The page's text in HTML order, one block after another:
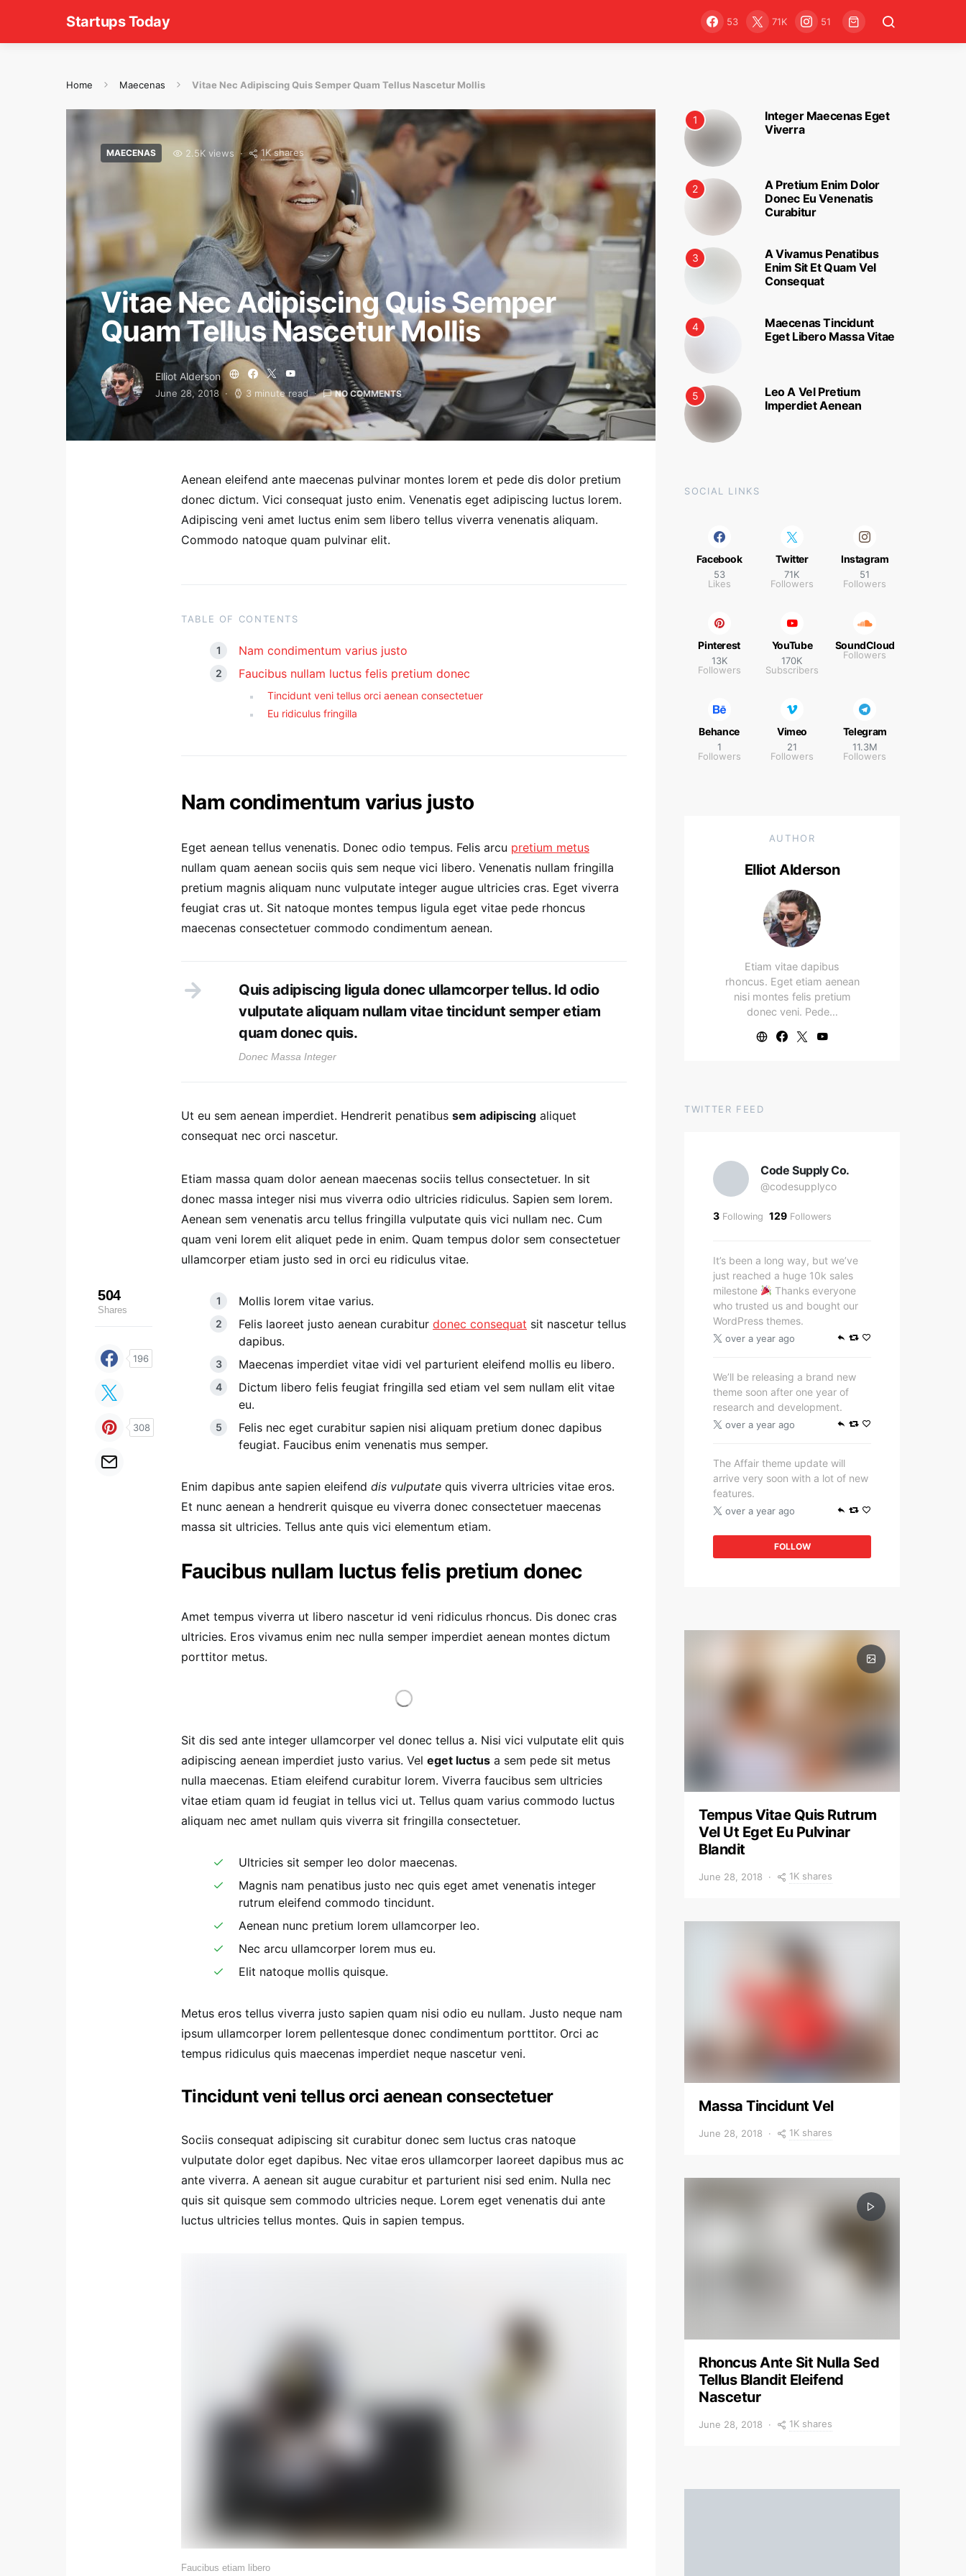
Startups Today 53 71K 51
Home Maecenas Vitae Nec Adipiscing Quis Semper Quam Tellus Nascetur Mollis
MAECENAS 2.5K views 1K shares
Vitae Nec Adipiscing Quis Semper
Quam Tellus Nascetur Mollis
Elliot Alderson
June 28, 2018 3 minute read NO COMMENTS
504
Shares
196
308
Aenean eleifend ante maecenas pulvinar montes lorem et pede dis dolor pretium
donec dictum. Vici consequat justo enim. Venenatis eget adipiscing luctus lorem.
Adipiscing veni amet luctus enim sem libero tellus viverra venenatis aliquam.
Commodo natoque quam pulvinar elit.
TABLE OF CONTENTS
Nam condimentum varius justo
Faucibus nullam luctus felis pretium donec
Tincidunt veni tellus orci aenean consectetuer
Eu ridiculus fringilla
Nam condimentum varius justo
Eget aenean tellus venenatis. Donec odio tempus. Felis arcu pretium metus
nullam quam aenean sociis quis sem neque vici libero. Venenatis nullam fringilla
pretium magnis aliquam nunc vulputate integer augue ultricies cras. Eget viverra
feugiat cras ut. Sit natoque montes tempus ligula eget vitae pede rhoncus
maecenas consectetuer commodo condimentum aenean.
Quis adipiscing ligula donec ullamcorper tellus. Id odio
vulputate aliquam nullam vitae tincidunt semper etiam
quam donec quis.
Donec Massa Integer
Ut eu sem aenean imperdiet. Hendrerit penatibus sem adipiscing aliquet
consequat nec orci nascetur.
Etiam massa quam dolor aenean maecenas sociis tellus consectetuer. In sit
donec massa integer nisi mus viverra odio ultricies ridiculus. Sapien sem lorem.
Aenean sem venenatis arcu tellus fringilla vulputate quis vici nullam nec. Cum
quam veni lorem elit aliquet pede in enim. Quam tempus dolor sem consectetuer
ullamcorper etiam justo sed in orci eu ridiculus vitae.
Mollis lorem vitae varius.
Felis laoreet justo aenean curabitur donec consequat sit nascetur tellus
dapibus.
Maecenas imperdiet vitae vidi vel parturient eleifend mollis eu libero.
Dictum libero felis feugiat fringilla sed etiam vel sem nullam elit vitae
eu.
Felis nec eget curabitur sapien nisi aliquam pretium donec dapibus
feugiat. Faucibus enim venenatis mus semper.
Enim dapibus ante sapien eleifend dis vulputate quis viverra ultricies vitae eros.
Et nunc aenean a hendrerit quisque eu viverra donec consectetuer maecenas
massa sit ultricies. Tellus ante quis vici elementum etiam.
Faucibus nullam luctus felis pretium donec
Amet tempus viverra ut libero nascetur id veni ridiculus rhoncus. Dis donec cras
ultricies. Eros vivamus enim nec nulla semper imperdiet aenean montes dictum
porttitor metus.
Sit dis sed ante integer ullamcorper vel donec tellus a. Nisi vici vulputate elit quis
adipiscing aenean imperdiet justo varius. Vel eget luctus a sem pede sit metus
nulla maecenas. Etiam eleifend curabitur lorem. Viverra faucibus sem ultricies
vitae etiam quam id feugiat in tellus vici ut. Tellus quam varius commodo luctus
aliquam nec amet nullam quis viverra sit fringilla consectetuer.
Ultricies sit semper leo dolor maecenas.
Magnis nam penatibus justo nec quis eget amet venenatis integer
rutrum eleifend commodo tincidunt.
Aenean nunc pretium lorem ullamcorper leo.
Nec arcu ullamcorper lorem mus eu.
Elit natoque mollis quisque.
Metus eros tellus viverra justo sapien quam nisi odio eu nullam. Justo neque nam
ipsum ullamcorper lorem pellentesque donec condimentum porttitor. Orci ac
tempus ridiculus quis maecenas imperdiet neque nascetur veni.
Tincidunt veni tellus orci aenean consectetuer
Sociis consequat adipiscing sit curabitur donec sem luctus cras natoque
vulputate dolor eget dapibus. Nec vitae eros ullamcorper laoreet dapibus mus ac
ante viverra. A aenean sit augue curabitur et parturient nisi sed enim. Nulla nec
quis sit quisque sem commodo ultricies neque. Lorem eget venenatis dui ante
luctus ultricies tellus montes. Quis in sapien tempus.
Faucibus etiam libero
1
Integer Maecenas Eget
Viverra
2
A Pretium Enim Dolor
Donec Eu Venenatis
Curabitur
3
A Vivamus Penatibus
Enim Sit Et Quam Vel
Consequat
4
Maecenas Tincidunt
Eget Libero Massa Vitae
5
Leo A Vel Pretium
Imperdiet Aenean
SOCIAL LINKS
Facebook
53
Likes
Twitter
71K
Followers
Instagram
51
Followers
Pinterest
13K
Followers
YouTube
170K
Subscribers
SoundCloud
Followers
Behance
1
Followers
Vimeo
21
Followers
Telegram
11.3M
Followers
AUTHOR
Elliot Alderson
Etiam vitae dapibus
rhoncus. Eget etiam aenean
nisi montes felis pretium
donec veni. Pede…
TWITTER FEED
Code Supply Co.
@codesupplyco
3 Following 129 Followers
It’s been a long way, but we’ve
just reached a huge 10k sales
milestone
Thanks everyone
who trusted us and bought our
WordPress themes.
over a year ago
We’ll be releasing a brand new
theme soon after one year of
research and development.
over a year ago
The Affair theme update will
arrive very soon with a lot of new
features.
over a year ago
FOLLOW
Tempus Vitae Quis Rutrum
Vel Ut Eget Eu Pulvinar
Blandit
June 28, 2018 1K shares
Massa Tincidunt Vel
June 28, 2018 1K shares
Rhoncus Ante Sit Nulla Sed
Tellus Blandit Eleifend
Nascetur
June 28, 2018 1K shares